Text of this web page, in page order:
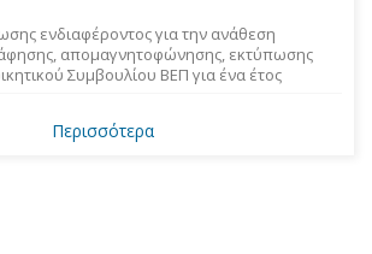
ενδιαφέροντος για την ανάθεση
απομαγνητοφώνησης, εκτύπωσης
Συμβουλίου ΒΕΠ για ένα έτος
Περισσότερα